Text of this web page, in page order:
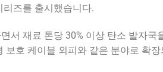
즈를 출시했습니다.
서 재료 톤당 30% 이상 탄소 발자국
호 케이블 외피와 같은 분야로 확